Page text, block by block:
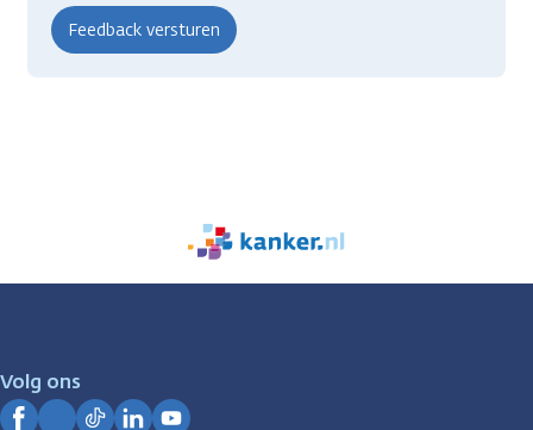
We
zijn
Volg ons